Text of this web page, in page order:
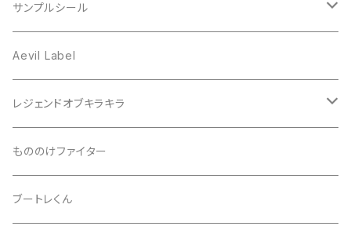
サンプルシール
プリズム
スクエア
ノイズ
レンチキュラー
箔ホロ
タマムシ
Aevil Label
レジェンドオブキラキラ
シール
缶バッチ
もののけファイター
ブートレくん